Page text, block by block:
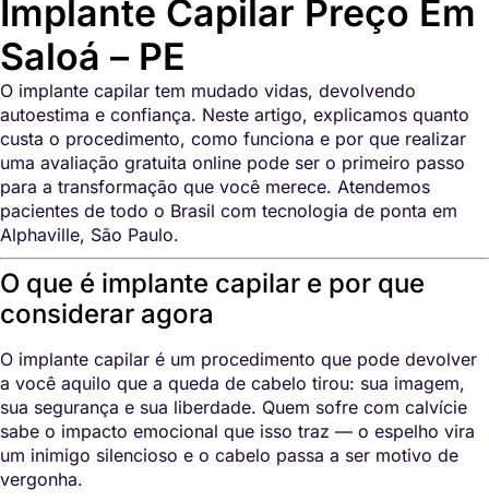
Implante Capilar Preço Em
Saloá – PE
O implante capilar tem mudado vidas, devolvendo
autoestima e confiança. Neste artigo, explicamos quanto
custa o procedimento, como funciona e por que realizar
uma avaliação gratuita online pode ser o primeiro passo
para a transformação que você merece. Atendemos
pacientes de todo o Brasil com tecnologia de ponta em
Alphaville, São Paulo.
O que é implante capilar e por que
considerar agora
O implante capilar é um procedimento que pode devolver
a você aquilo que a queda de cabelo tirou: sua imagem,
sua segurança e sua liberdade. Quem sofre com calvície
sabe o impacto emocional que isso traz — o espelho vira
um inimigo silencioso e o cabelo passa a ser motivo de
vergonha.